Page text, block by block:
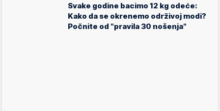
Svake godine bacimo 12 kg odeće:
Kako da se okrenemo održivoj modi?
Počnite od "pravila 30 nošenja"